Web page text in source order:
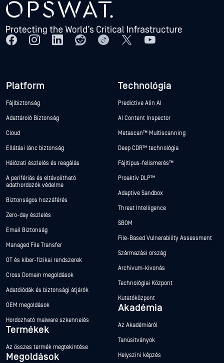
Platform
Fájlbiztonság
Adattároló Biztonság
Cloud
Ellátási lánc biztonság
Hálózati észlelés és reagálás
A perifériás és eltávolítható
adathordozók védelme
Biztonságos hozzáférés
Zero-day észlelés
Email Biztonság
Managed File Transfer
OT és kiber-fizikai rendszerek
Cross Domain megoldások
Adatdiódák és biztonsági átjárók
OEM megoldások
Hordozható malware szkennelés
Termékek
Az összes termék megtekintése
Megoldások
Technológia
Predictive Alin AI
AI Content Inspector
Metascan™ Multiscanning
Deep CDR™ technológia
Fájltípus-felismerés™
Proaktív DLP™
Adaptive Sandbox
Threat Intelligence
SBOM
File-Based Vulnerability Assessment
Származási ország
Archívum-kivonás
Technológiai Központ
Kutatóközpont
Akadémia
Az Akadémiáról
Tanúsítványok
Helyszíni képzés